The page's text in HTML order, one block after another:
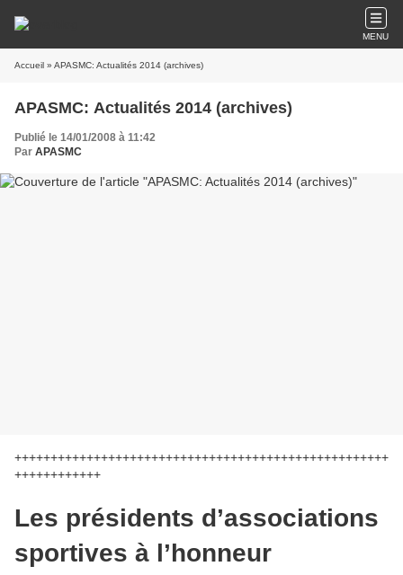
MENU
Accueil » APASMC: Actualités 2014 (archives)
APASMC: Actualités 2014 (archives)
Publié le 14/01/2008 à 11:42
Par APASMC
++++++++++++++++++++++++++++++++++++++++++++++++++++
++++++++++++
Les présidents d’associations
sportives à l’honneur